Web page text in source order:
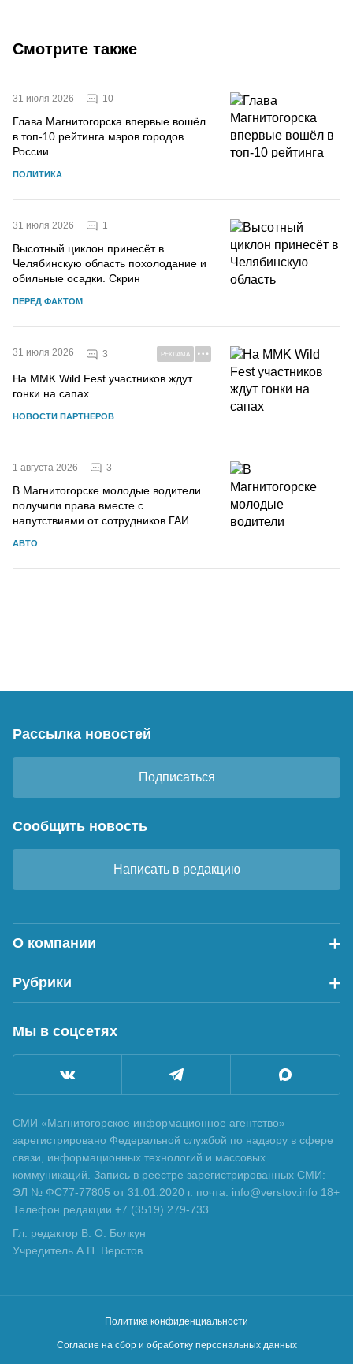
Смотрите также
31 июля 2026 10
Глава Магнитогорска впервые вошёл
в топ-10 рейтинга мэров городов
России
ПОЛИТИКА
31 июля 2026 1
Высотный циклон принесёт в
Челябинскую область похолодание и
обильные осадки. Скрин
ПЕРЕД ФАКТОМ
31 июля 2026 3 РЕКЛАМА
На MMK Wild Fest участников ждут
гонки на сапах
НОВОСТИ ПАРТНЕРОВ
1 августа 2026 3
В Магнитогорске молодые водители
получили права вместе с
напутствиями от сотрудников ГАИ
АВТО
Рассылка новостей
Подписаться
Сообщить новость
Написать в редакцию
О компании
Рубрики
Мы в соцсетях
СМИ «Магнитогорское информационное агентство»
зарегистрировано Федеральной службой по надзору в сфере
связи, информационных технологий и массовых
коммуникаций. Запись в реестре зарегистрированных СМИ:
ЭЛ № ФС77-77805 от 31.01.2020 г. почта: info@verstov.info 18+
Телефон редакции +7 (3519) 279-733
Гл. редактор В. О. Болкун
Учредитель А.П. Верстов
Политика конфиденциальности
Согласие на сбор и обработку персональных данных